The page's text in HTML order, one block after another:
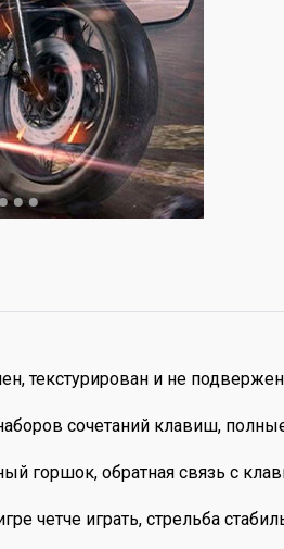
текстурирован и не
сочетаний клавиш,
горшок, обратная связь с
четче играть, стрельба